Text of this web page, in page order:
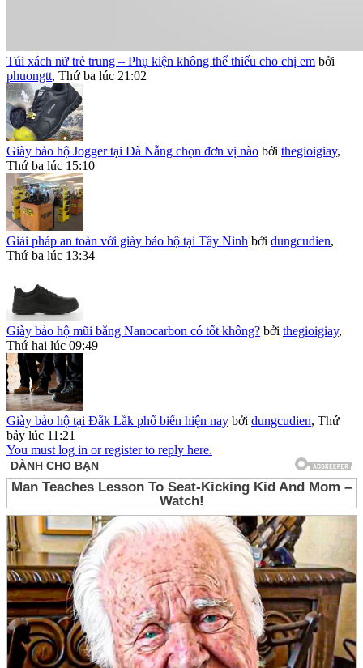
Túi xách nữ trẻ trung – Phụ kiện không thể thiếu cho chị em bởi
phuongtt, Thứ ba lúc 21:02
Giày bảo hộ Jogger tại Đà Nẵng chọn đơn vị nào bởi thegioigiay,
Thứ ba lúc 15:10
Giải pháp an toàn với giày bảo hộ tại Tây Ninh bởi dungcudien,
Thứ ba lúc 13:34
Giày bảo hộ mũi bằng Nanocarbon có tốt không? bởi thegioigiay,
Thứ hai lúc 09:49
Giày bảo hộ tại Đắk Lắk phổ biến hiện nay bởi dungcudien, Thứ
bảy lúc 11:21
You must log in or register to reply here.